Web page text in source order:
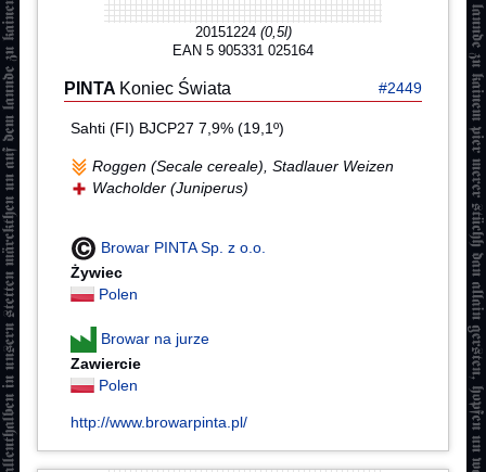
20151224 (0,5l)
EAN 5 905331 025164
PINTA Koniec Świata #2449
Sahti (FI) BJCP27 7,9% (19,1º)
Roggen (Secale cereale), Stadlauer Weizen
Wacholder (Juniperus)
Browar PINTA Sp. z o.o.
Żywiec
Polen
Browar na jurze
Zawiercie
Polen
http://www.browarpinta.pl/